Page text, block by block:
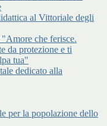
al Vittoriale degli
che ferisce.
da protezione e ti
tua"
dedicato alla
per la popolazione dello